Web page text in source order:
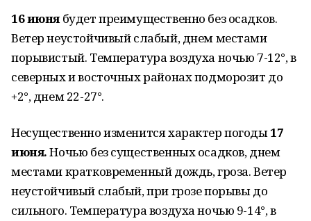
16 июнябудет преимущественно без осадков.
Ветер неустойчивый слабый, днем местами
порывистый. Температура воздуха ночью 7-12°, в
северных и восточных районах подморозит до
+2°, днем 22-27°.
Несущественно изменится характер погоды17
июня.Ночью без существенных осадков, днем
местами кратковременный дождь, гроза. Ветер
неустойчивый слабый, при грозе порывы до
сильного. Температура воздуха ночью 9-14°, в